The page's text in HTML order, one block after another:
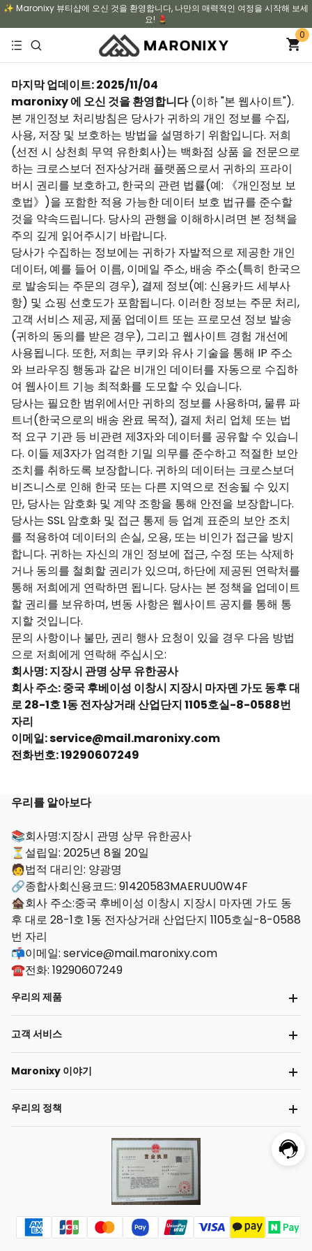
✨ Maronixy 뷰티샵에 오신 것을 환영합니다, 나만의 매력적인 여정을 시작해 보세
요! 💄
0
마지막 업데이트: 2025/11/04
maronixy 에 오신 것을 환영합니다(이하 "본 웹사이트").
본 개인정보 처리방침은 당사가 귀하의 개인 정보를 수집,
사용, 저장 및 보호하는 방법을 설명하기 위함입니다. 저희
(선전 시 상천희 무역 유한회사)는 백화점 상품 을 전문으로
하는 크로스보더 전자상거래 플랫폼으로서 귀하의 프라이
버시 권리를 보호하고, 한국의 관련 법률(예: 《개인정보 보
호법》)을 포함한 적용 가능한 데이터 보호 법규를 준수할
것을 약속드립니다. 당사의 관행을 이해하시려면 본 정책을
주의 깊게 읽어주시기 바랍니다.
당사가 수집하는 정보에는 귀하가 자발적으로 제공한 개인
데이터, 예를 들어 이름, 이메일 주소, 배송 주소(특히 한국으
로 발송되는 주문의 경우), 결제 정보(예: 신용카드 세부사
항) 및 쇼핑 선호도가 포함됩니다. 이러한 정보는 주문 처리,
고객 서비스 제공, 제품 업데이트 또는 프로모션 정보 발송
(귀하의 동의를 받은 경우), 그리고 웹사이트 경험 개선에
사용됩니다. 또한, 저희는 쿠키와 유사 기술을 통해 IP 주소
와 브라우징 행동과 같은 비개인 데이터를 자동으로 수집하
여 웹사이트 기능 최적화를 도모할 수 있습니다.
당사는 필요한 범위에서만 귀하의 정보를 사용하며, 물류 파
트너(한국으로의 배송 완료 목적), 결제 처리 업체 또는 법
적 요구 기관 등 비관련 제3자와 데이터를 공유할 수 있습니
다. 이들 제3자가 엄격한 기밀 의무를 준수하고 적절한 보안
조치를 취하도록 보장합니다. 귀하의 데이터는 크로스보더
비즈니스로 인해 한국 또는 다른 지역으로 전송될 수 있지
만, 당사는 암호화 및 계약 조항을 통해 안전을 보장합니다.
당사는 SSL 암호화 및 접근 통제 등 업계 표준의 보안 조치
를 적용하여 데이터의 손실, 오용, 또는 비인가 접근을 방지
합니다. 귀하는 자신의 개인 정보에 접근, 수정 또는 삭제하
거나 동의를 철회할 권리가 있으며, 하단에 제공된 연락처를
통해 저희에게 연락하면 됩니다. 당사는 본 정책을 업데이트
할 권리를 보유하며, 변동 사항은 웹사이트 공지를 통해 통
지할 것입니다.
문의 사항이나 불만, 권리 행사 요청이 있을 경우 다음 방법
으로 저희에게 연락해 주십시오:
회사명: 지장시 관명 상무 유한공사
회사 주소: 중국 후베이성 이창시 지장시 마자뎬 가도 동후 대
로 28-1호 1동 전자상거래 산업단지 1105호실-8-0588번
자리
이메일: service@mail.maronixy.com
전화번호: 19290607249
우리를 알아보다
📚회사명:지장시 관명 상무 유한공사
⏳설립일: 2025년 8월 20일
🧑법적 대리인: 양광명
🔗종합사회신용코드: 91420583MAERUU0W4F
🏚️회사 주소:중국 후베이성 이창시 지장시 마자뎬 가도 동
후 대로 28-1호 1동 전자상거래 산업단지 1105호실-8-0588
번 자리
📬이메일: service@mail.maronixy.com
☎️전화: 19290607249
우리의 제품
고객 서비스
Maronixy 이야기
우리의 정책